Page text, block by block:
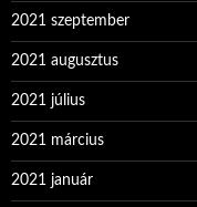
2021 szeptember
2021 augusztus
2021 július
2021 március
2021 január